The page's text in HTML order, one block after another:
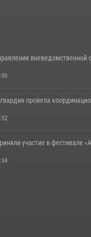
вневедомственной
провела
участие в фестивале